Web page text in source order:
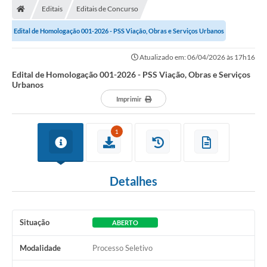
Editais Editais de Concurso
Edital de Homologação 001-2026 - PSS Viação, Obras e Serviços Urbanos
Atualizado em: 06/04/2026 às 17h16
Edital de Homologação 001-2026 - PSS Viação, Obras e Serviços
Urbanos
Imprimir
1
Detalhes
Situação ABERTO
Modalidade Processo Seletivo